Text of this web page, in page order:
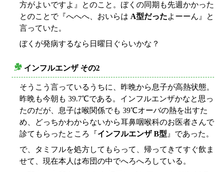
方がよいですよ』とのこと。ぼくの同期も先週かかった
とのことで『へへへ、おいらは A型だったよーーん』と
言っていた。
ぼくが発病するなら日曜日ぐらいかな？
インフルエンザ その2
そうこう言っているうちに、昨晩から息子が高熱状態。
昨晩も今朝も 39.7℃である。インフルエンザかなと思っ
たのだが、息子は喉関係でも 39℃オーバの熱を出すた
め、どっちかわからないから耳鼻咽喉科のお医者さんで
診てもらったところ『インフルエンザ B型 』であった。
で、タミフルを処方してもらって、帰ってきてすぐ飲ま
せて、現在本人は布団の中でへろへろしている。